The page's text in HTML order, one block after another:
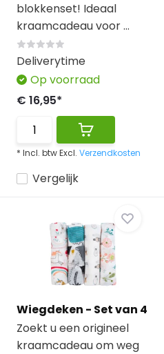
blokkenset! Ideaal
kraamcadeau voor ...
Vergelijk
Deliverytime
Op voorraad
€ 16,95*
* Incl. btw Excl. Verzendkosten
Wiegdeken - Set van 4
Zoekt u een origineel
kraamcadeau om weg